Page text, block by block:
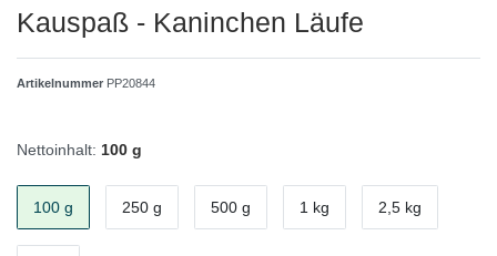
Kauspaß - Kaninchen Läufe
Artikelnummer PP20844
Nettoinhalt: 100 g
100 g 250 g 500 g 1 kg 2,5 kg